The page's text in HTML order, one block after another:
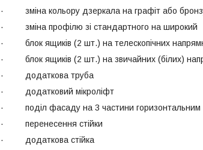
· зміна кольору дзеркала на графіт або
· зміна профілю зі стандартного на широкий
· блок ящиків (2 шт.) на телескопічних
· блок ящиків (2 шт.) на звичайних (білих)
· додаткова труба
· додатковий мікроліфт
· поділ фасаду на 3 частини горизонтальним
· перенесення стійки
· додаткова стійка